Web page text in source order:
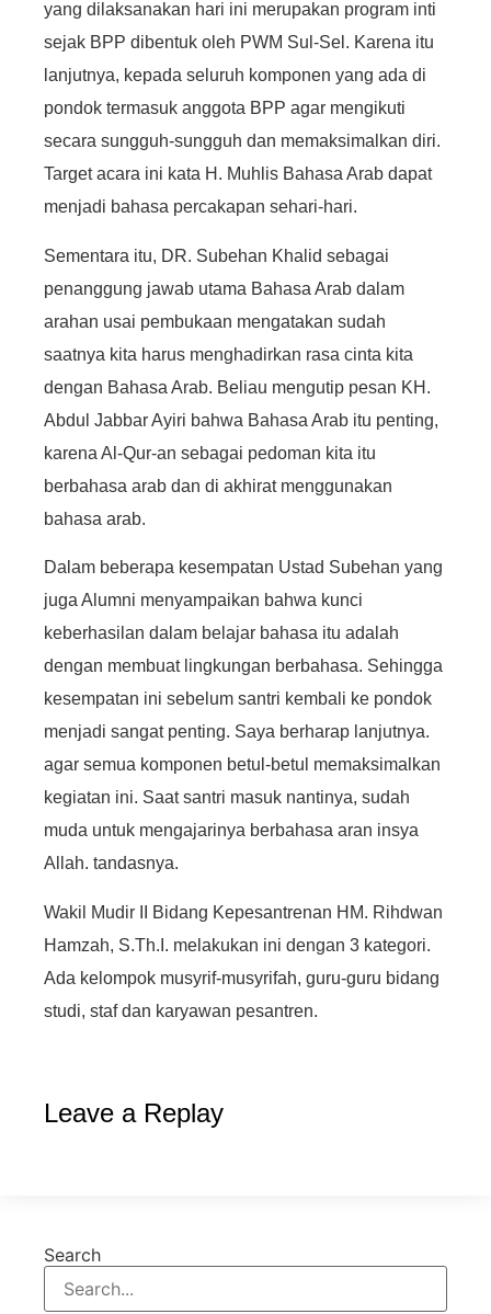
yang dilaksanakan hari ini merupakan program inti
sejak BPP dibentuk oleh PWM Sul-Sel. Karena itu
lanjutnya, kepada seluruh komponen yang ada di
pondok termasuk anggota BPP agar mengikuti
secara sungguh-sungguh dan memaksimalkan diri.
Target acara ini kata H. Muhlis Bahasa Arab dapat
menjadi bahasa percakapan sehari-hari.
Sementara itu, DR. Subehan Khalid sebagai
penanggung jawab utama Bahasa Arab dalam
arahan usai pembukaan mengatakan sudah
saatnya kita harus menghadirkan rasa cinta kita
dengan Bahasa Arab. Beliau mengutip pesan KH.
Abdul Jabbar Ayiri bahwa Bahasa Arab itu penting,
karena Al-Qur-an sebagai pedoman kita itu
berbahasa arab dan di akhirat menggunakan
bahasa arab.
Dalam beberapa kesempatan Ustad Subehan yang
juga Alumni menyampaikan bahwa kunci
keberhasilan dalam belajar bahasa itu adalah
dengan membuat lingkungan berbahasa. Sehingga
kesempatan ini sebelum santri kembali ke pondok
menjadi sangat penting. Saya berharap lanjutnya.
agar semua komponen betul-betul memaksimalkan
kegiatan ini. Saat santri masuk nantinya, sudah
muda untuk mengajarinya berbahasa aran insya
Allah. tandasnya.
Wakil Mudir II Bidang Kepesantrenan HM. Rihdwan
Hamzah, S.Th.I. melakukan ini dengan 3 kategori.
Ada kelompok musyrif-musyrifah, guru-guru bidang
studi, staf dan karyawan pesantren.
Leave a Replay
Search